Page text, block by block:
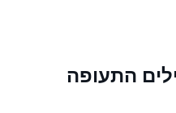
התעופה